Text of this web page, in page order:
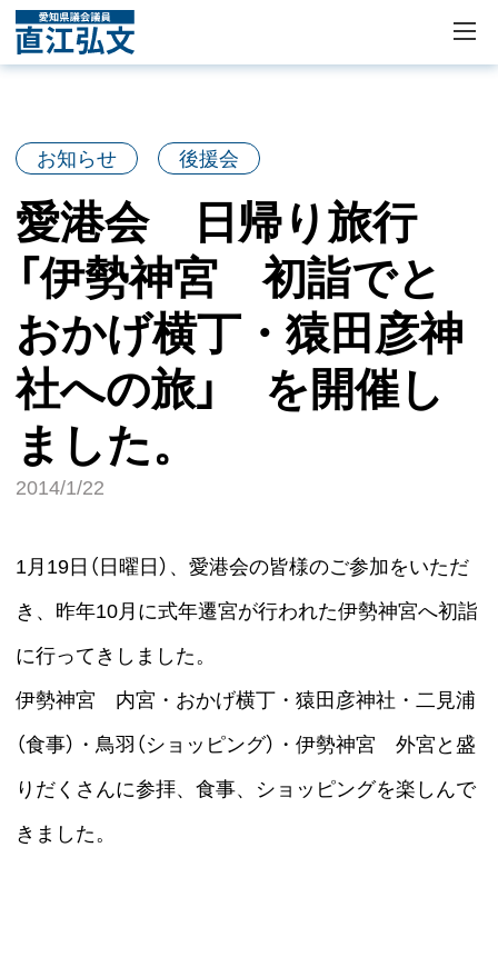
お知らせ 後援会
愛港会 日帰り旅行
「伊勢神宮 初詣でと
おかげ横丁・猿田彦神
社への旅」 を開催し
ました。
2014/1/22
1月19日（日曜日）、愛港会の皆様のご参加をいただ
き、昨年10月に式年遷宮が行われた伊勢神宮へ初詣
に行ってきしました。
伊勢神宮 内宮・おかげ横丁・猿田彦神社・二見浦
（食事）・鳥羽（ショッピング）・伊勢神宮 外宮と盛
りだくさんに参拝、食事、ショッピングを楽しんで
きました。